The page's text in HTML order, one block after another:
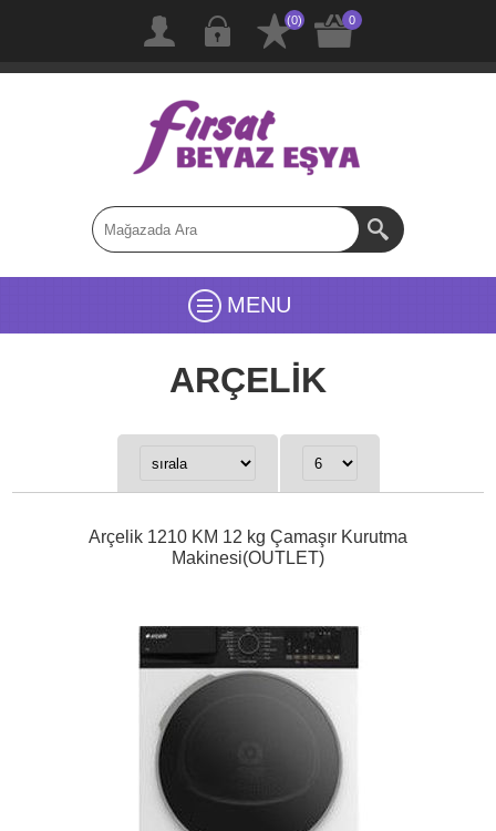
(0) 0
MENU
ARÇELİK
Arçelik 1210 KM 12 kg Çamaşır Kurutma
Makinesi(OUTLET)